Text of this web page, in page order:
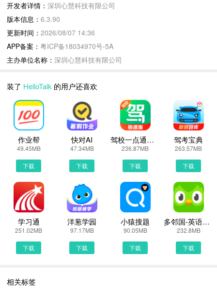
不论是主流语种，还是小众语种，不管你是备考四六级、研究生、托
福雅思、出国留学的学生党，还是外企，外贸，想通过流利的外语达
到职场晋升的上班族，在HelloTalk上都能找到符合你要求的语伴！
系统根据你的母语和语言水平进行智能匹配，还能通过年龄、地域、
性别等多维度筛选理想语伴。通过自带的翻译、音译等工具，无障碍
► 沉浸式多人语聊房
如果你选择的是学英语，那你看到的每个语聊房里，都汇集了世界各
地学英语的伙伴们以及英语母语者们，一起讨论有意思的话题。这里
只需要展示声音，对于社恐达人十分友好。大家因兴趣相聚，可以自
由的表达自己，分享生活。在培养语感的同时，学习地道语言表达技
巧。实测真的会上瘾！
► 多元化的外语直播
生活。你不妨尝试上台，和外国友人一对一视频对话，发音不标准、
慢速、胆怯都没有关系，主播们会帮助你，纠正你的发音，梳理你的
思路。要快速提升口语，一定要多开口，和外国人直接对话！
► 国际化的朋友圈
HelloTalk刷不到底的信息流，汇集了千万条有关学习、生活、文化
的实时贴文，让你发现世界各地的新鲜事，深入了解各国文化习俗，
► 丰富的语言课程
开发者详情： 深圳心慧科技有限公司
版本信息： 6.3.90
更新时间： 2026/08/07 14:36
APP备案： 粤ICP备18034970号-5A
主办单位名称： 深圳心慧科技有限公司
装了 HelloTalk 的用户还喜欢
作业帮
49.45MB
下载
快对AI
47.34MB
下载
驾校一点通极速版
236.87MB
下载
驾考宝典
263.57MB
下载
学习通
251.02MB
下载
洋葱学园
97.17MB
下载
小猿搜题
90.05MB
下载
多邻国-英语日语法语
232.8MB
下载
相关标签